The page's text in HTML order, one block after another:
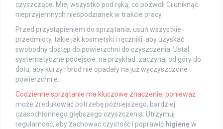
czyszczące. Miej wszystko pod ręką, co pozwoli Ci uniknąć
nieprzyjemnych niespodzianek w trakcie pracy.
Przed przystąpieniem do sprzątania, usuń wszystkie
przedmioty, takie jak kosmetyki i ręczniki, aby uzyskać
swobodny dostęp do powierzchni do czyszczenia. Ustal
systematyczne podejście: na przykład, zaczynaj od góry do
dołu, aby kurzy i brud nie opadały na już wyczyszczone
powierzchnie.
Codzienne sprzątanie ma kluczowe znaczenie, ponieważ
może zredukować potrzebę późniejszego, bardziej
czasochłonnego głębszego czyszczenia. Utrzymuj
regularność, aby zachować czystość i poprawić higienę w